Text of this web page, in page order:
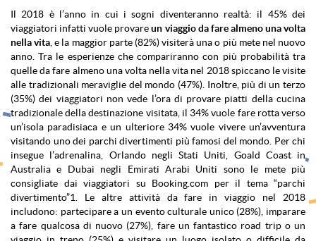
Il 2018 è l’anno in cui i sogni diventeranno realtà: il 45% dei
viaggiatori infatti vuole provareun viaggio da fare almeno una volta
nella vita , e la maggior parte (82%) visiterà una o più mete nel nuovo
anno. Tra le esperienze che compariranno con più probabilità tra
quelle da fare almeno una volta nella vita nel 2018 spiccano le visite
alle tradizionali meraviglie del mondo (47%). Inoltre, più di un terzo
(35%) dei viaggiatori non vede l’ora di provare piatti della cucina
tradizionale della destinazione visitata, il 34% vuole fare rotta verso
un’isola paradisiaca e un ulteriore 34% vuole vivere un’avventura
visitando uno dei parchi divertimenti più famosi del mondo. Per chi
insegue l’adrenalina, Orlando negli Stati Uniti, Goald Coast in
Australia e Dubai negli Emirati Arabi Uniti sono le mete più
consigliate dai viaggiatori su Booking.com per il tema “parchi
divertimento”1. Le altre attività da fare in viaggio nel 2018
includono: partecipare a un evento culturale unico (28%), imparare
a fare qualcosa di nuovo (27%), fare un fantastico road trip o un